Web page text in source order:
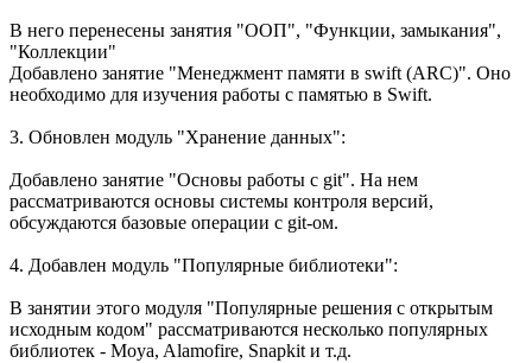
В него перенесены занятия "ООП", "Функции, замыкания",
"Коллекции"
Добавлено занятие "Менеджмент памяти в swift (ARC)". Оно
необходимо для изучения работы с памятью в Swift.
3. Обновлен модуль "Хранение данных":
Добавлено занятие "Основы работы с git". На нем
рассматриваются основы системы контроля версий,
обсуждаются базовые операции с git-ом.
4. Добавлен модуль "Популярные библиотеки":
В занятии этого модуля "Популярные решения с открытым
исходным кодом" рассматриваются несколько популярных
библиотек - Moya, Alamofire, Snapkit и т.д.